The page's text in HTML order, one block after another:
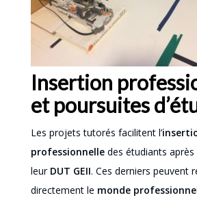
Insertion
et poursuites
Les projets tutorés facilitent l’
professionnelle des étudiants après
leur DUT GEII. Ces derniers peuvent
directement le monde